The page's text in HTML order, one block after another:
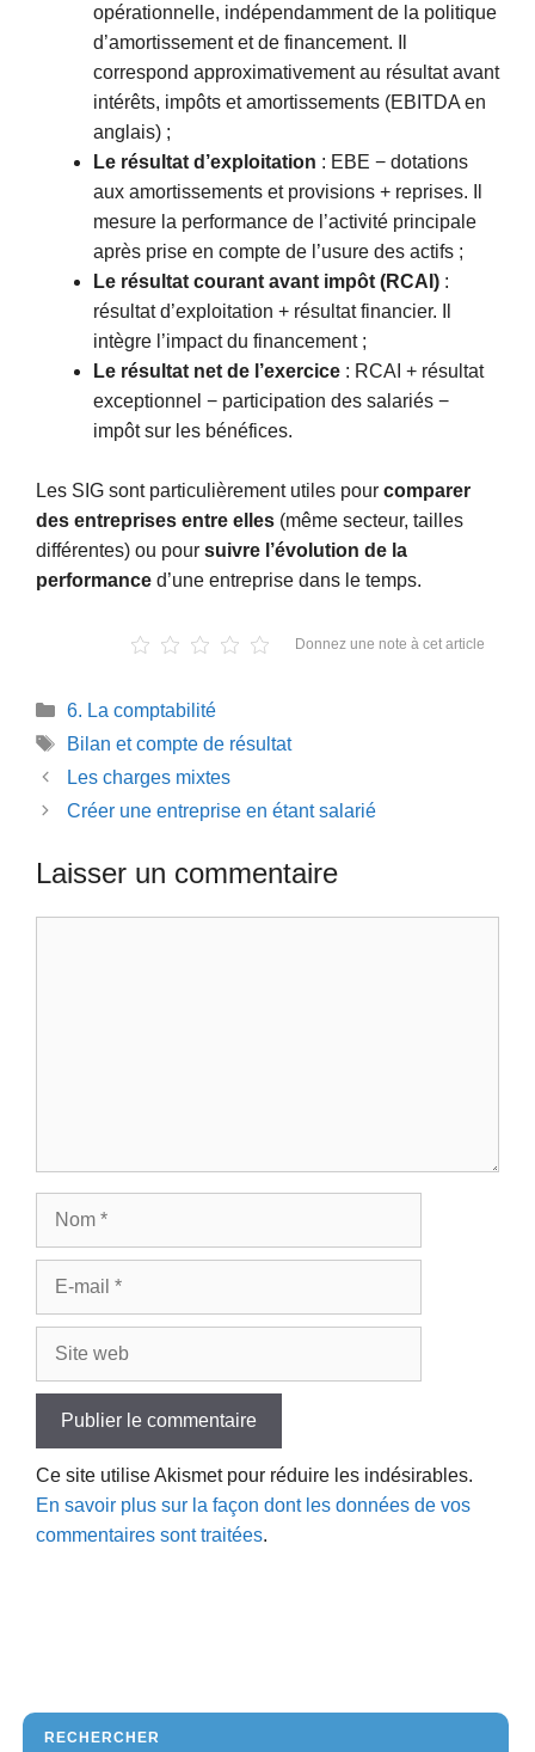
opérationnelle, indépendamment de la politique
d’amortissement et de financement. Il
correspond approximativement au résultat avant
intérêts, impôts et amortissements (EBITDA en
anglais) ;
Le résultat d’exploitation : EBE − dotations
aux amortissements et provisions + reprises. Il
mesure la performance de l’activité principale
après prise en compte de l’usure des actifs ;
Le résultat courant avant impôt (RCAI) :
résultat d’exploitation + résultat financier. Il
intègre l’impact du financement ;
Le résultat net de l’exercice : RCAI + résultat
exceptionnel − participation des salariés −
impôt sur les bénéfices.
Les SIG sont particulièrement utiles pour comparer
des entreprises entre elles (même secteur, tailles
différentes) ou pour suivre l’évolution de la
performance d’une entreprise dans le temps.
Donnez une note à cet article
Catégories
6. La comptabilité
Étiquettes
Bilan et compte de résultat
Les charges mixtes
Créer une entreprise en étant salarié
Laisser un commentaire
Ce site utilise Akismet pour réduire les indésirables.
En savoir plus sur la façon dont les données de vos
commentaires sont traitées.
RECHERCHER